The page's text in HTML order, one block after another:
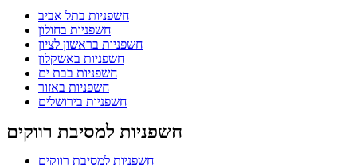
חשפניות בתל אביב
חשפניות בחולון
חשפניות בראשון לציון
חשפניות באשקלון
חשפניות בבת ים
חשפניות באזור
חשפניות בירושלים
חשפניות למסיבת רווקים
חשפניות למסיבת רווקים